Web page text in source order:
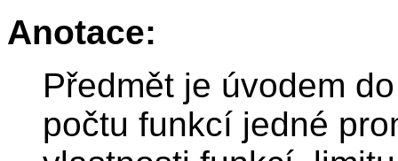
Anotace:
Předmět je úvodem
počtu funkcí jedné